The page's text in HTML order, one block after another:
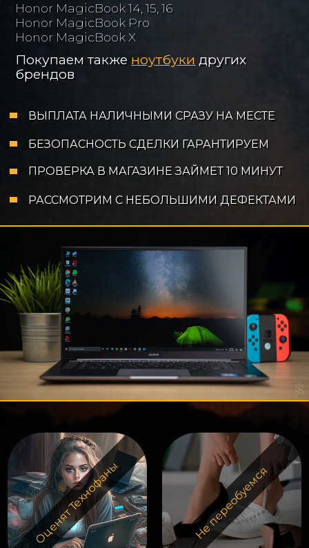
Honor MagicBook 14, 15, 16
Honor MagicBook Pro
Honor MagicBook X
Покупаем также ноутбуки других
брендов
ВЫПЛАТА НАЛИЧНЫМИ СРАЗУ НА МЕСТЕ
БЕЗОПАСНОСТЬ СДЕЛКИ ГАРАНТИРУЕМ
ПРОВЕРКА В МАГАЗИНЕ ЗАЙМЕТ 10 МИНУТ
РАССМОТРИМ С НЕБОЛЬШИМИ ДЕФЕКТАМИ
Оценят Технофаны Не переобуемся